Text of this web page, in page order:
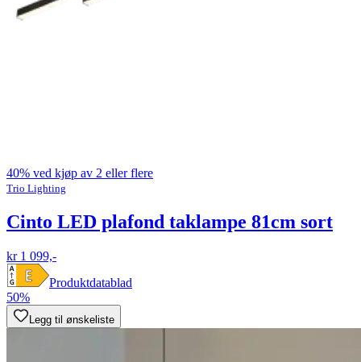
40% ved kjøp av 2 eller flere
Trio Lighting
Cinto LED plafond taklampe 81cm sort
kr 1 099,-
Produktdatablad
50%
Legg til ønskeliste